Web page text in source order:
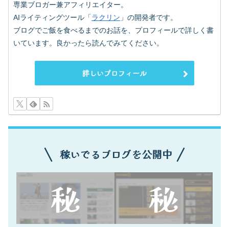
専業ブロガー兼アフィリエイター。
AIライティングツール「ラクリン 」の開発者です。
ブログでご飯を食べるまでのお話を、プロフィールで詳しく書
いています。良かったら読んでみてください。
詳しいプロフィール
稼いでるブログを公開中